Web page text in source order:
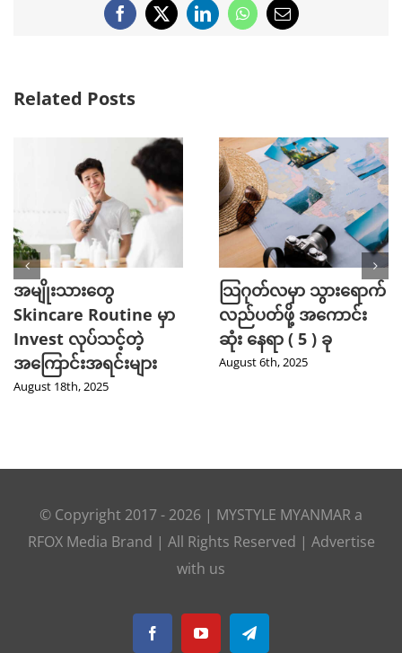
Facebook
X LinkedInWhatsApp
Email
Related Posts
အမျိုးသားတွေ
Skincare Routine မှာ
Invest လုပ်သင့်တဲ့
အကြောင်းအရင်းများ
August 18th, 2025
သြဂုတ်လမှာ သွားရောက်
လည်ပတ်ဖို့ အကောင်း
ဆုံး နေရာ ( 5 ) ခု
August 6th, 2025
© Copyright 2017 - 2026 | MYSTYLE MYANMAR a
RFOX Media Brand | All Rights Reserved | Advertise
with us
FacebookYouTubeTelegram